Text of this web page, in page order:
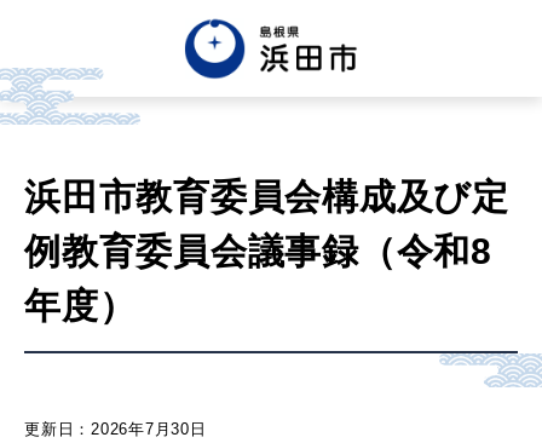
한글 Tiếng việt Tagalog
市政情報
浜田市教育委員会構成及び定
例教育委員会議事録（令和8
年度）
更新日：2026年7月30日